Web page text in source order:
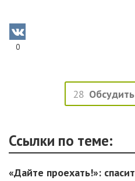
0
28
Ссылки по теме:
«Дайте проехать!»: